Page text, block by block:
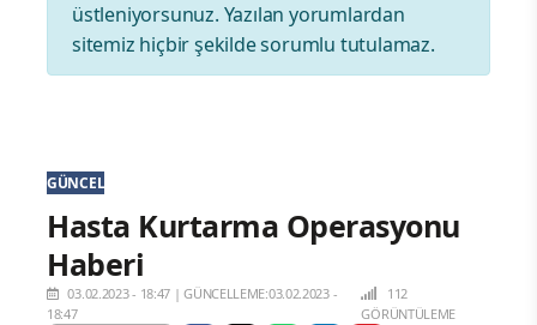
üstleniyorsunuz. Yazılan yorumlardan
sitemiz hiçbir şekilde sorumlu tutulamaz.
GÜNCEL
Hasta Kurtarma Operasyonu
Haberi
03.02.2023 - 18:47 |GÜNCELLEME:03.02.2023 -
18:47
112
GÖRÜNTÜLEME